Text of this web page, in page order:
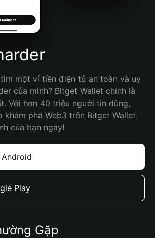
một ví tiền điện tử an toàn và uy
của mình? Bitget Wallet chính là
Với hơn 40 triệu người tin dùng,
khám phá Web3 trên Bitget Wallet.
của bạn ngay!
Play
Gặp